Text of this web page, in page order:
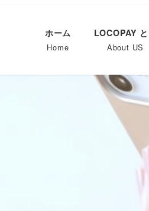
ホーム
Home
LOCOPAY
About US